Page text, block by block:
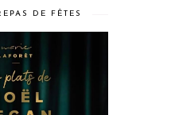
DE FÊTES